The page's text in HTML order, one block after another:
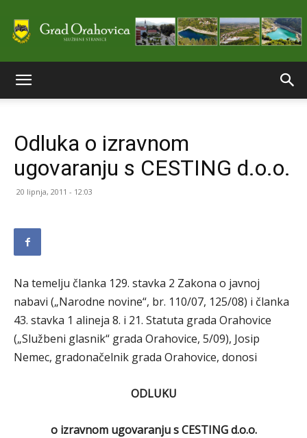
stranice
Odluka o izravnom
ugovaranju s CESTING d.o.o.
20 lipnja, 2011 - 12:03
Na temelju članka 129. stavka 2 Zakona o javnoj
nabavi („Narodne novine“, br. 110/07, 125/08) i članka
43. stavka 1 alineja 8. i 21. Statuta grada Orahovice
(„Službeni glasnik“ grada Orahovice, 5/09), Josip
Nemec, gradonačelnik grada Orahovice, donosi
ODLUKU
o izravnom ugovaranju s CESTING d.o.o.